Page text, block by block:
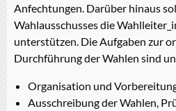
Anfechtungen. Darüber hinaus
Wahlausschusses die
unterstützen. Die Aufgaben zur
Durchführung der Wahlen sind
Organisation und
Ausschreibung der Wahlen,